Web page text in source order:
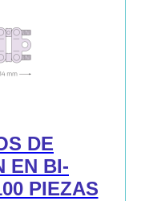
DE
EN BI-
PIEZAS